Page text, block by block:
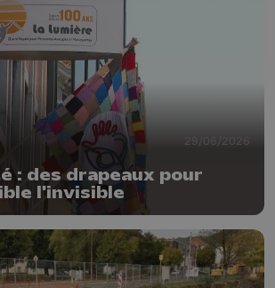
29/06/2026
: des drapeaux pour
l'invisible